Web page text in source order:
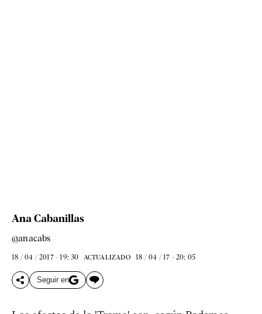
Ana Cabanillas
@anacabs
18 / 04 / 2017 - 19: 30 ACTUALIZADO 18 / 04 / 17 - 20: 05
Seguir en